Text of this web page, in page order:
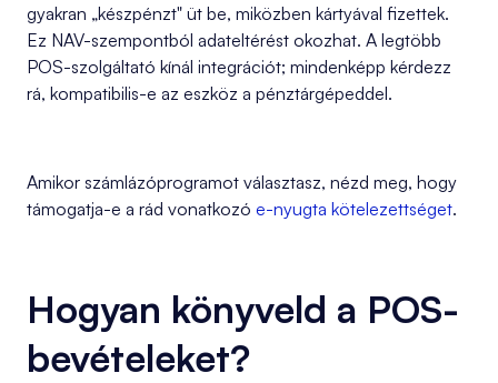
gyakran „készpénzt" üt be, miközben kártyával fizettek.
Ez NAV-szempontból adateltérést okozhat. A legtöbb
POS-szolgáltató kínál integrációt; mindenképp kérdezz
rá, kompatibilis-e az eszköz a pénztárgépeddel.
Amikor számlázóprogramot választasz, nézd meg, hogy
támogatja-e a rád vonatkozó e-nyugta kötelezettséget.
Hogyan könyveld a POS-
bevételeket?